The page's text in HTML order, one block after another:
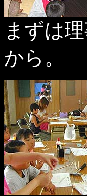
まずは
から。